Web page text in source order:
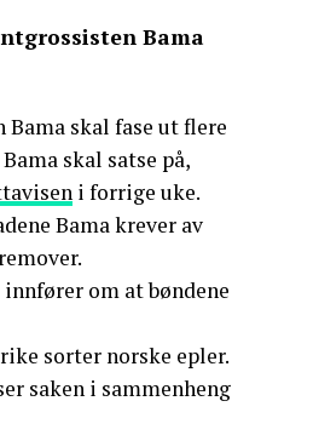
Bama
skal fase ut flere
skal satse på,
i forrige uke.
Bama krever av
om at bøndene
sorter norske epler.
saken i sammenheng